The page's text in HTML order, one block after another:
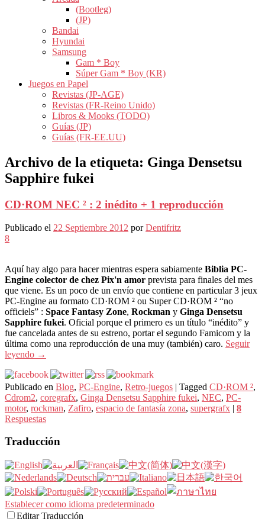
(Bootleg)
(JP)
Bandai
Hyundai
Samsung
Gam * Boy
Súper Gam * Boy (KR)
Juegos en Papel
Revistas (JP-AGE)
Revistas (FR-Reino Unido)
Libros & Mooks (TODO)
Guías (JP)
Guías (FR-EE.UU)
Archivo de la etiqueta: Ginga Densetsu
Sapphire fukei
CD·ROM NEC ² : 2 inédito + 1 reproducción
Publicado el 22 Septiembre 2012 porDentifritz
8
Aquí hay algo para hacer mientras espera sabiamente Biblia PC-
Engine colector de chez Pix'n amor prevista para finales del mes
que viene. Es un poco de un envío que contiene en particular 3 jeux
PC-Engine au formato CD·ROM ² ou Super CD·ROM ² “no
officiels” : Space Fantasy Zone, Rockman y Ginga Densetsu
Sapphire fukei. Oficial porque el primero es un título “inédito” y
fue cancelada antes de su estreno, portar el segundo Famicom y la
última como una reproducción de una muy (también) caro. Seguir
leyendo →
Publicado en Blog, PC-Engine, Retro-juegos | Tagged CD·ROM ²,
Cdrom2, coregrafx, Ginga Densetsu Sapphire fukei, NEC, PC-
motor, rockman, Zafiro, espacio de fantasía zona, supergrafx | 8
Respuestas
Traducción
Establecer como idioma predeterminado
Editar Traducción